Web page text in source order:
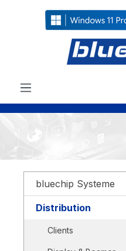
springen
bluechip Systeme
Distribution
Clients